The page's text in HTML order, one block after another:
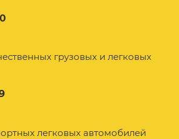
грузовых и легковых
легковых автомобилей